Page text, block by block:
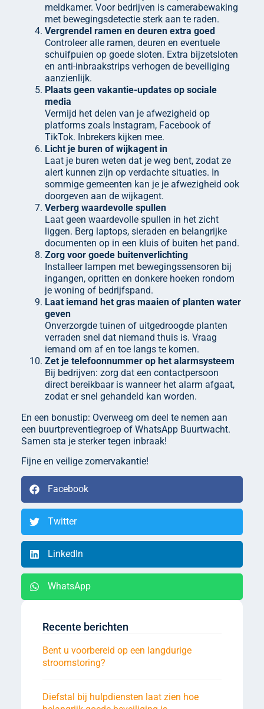
meldkamer. Voor bedrijven is camerabewaking
met bewegingsdetectie sterk aan te raden.
Vergrendel ramen en deuren extra goed
Controleer alle ramen, deuren en eventuele
schuifpuien op goede sloten. Extra bijzetsloten
en anti-inbraakstrips verhogen de beveiliging
aanzienlijk.
Plaats geen vakantie-updates op sociale
media
Vermijd het delen van je afwezigheid op
platforms zoals Instagram, Facebook of
TikTok. Inbrekers kijken mee.
Licht je buren of wijkagent in
Laat je buren weten dat je weg bent, zodat ze
alert kunnen zijn op verdachte situaties. In
sommige gemeenten kan je je afwezigheid ook
doorgeven aan de wijkagent.
Verberg waardevolle spullen
Laat geen waardevolle spullen in het zicht
liggen. Berg laptops, sieraden en belangrijke
documenten op in een kluis of buiten het pand.
Zorg voor goede buitenverlichting
Installeer lampen met bewegingssensoren bij
ingangen, opritten en donkere hoeken rondom
je woning of bedrijfspand.
Laat iemand het gras maaien of planten water
geven
Onverzorgde tuinen of uitgedroogde planten
verraden snel dat niemand thuis is. Vraag
iemand om af en toe langs te komen.
Zet je telefoonnummer op het alarmsysteem
Bij bedrijven: zorg dat een contactpersoon
direct bereikbaar is wanneer het alarm afgaat,
zodat er snel gehandeld kan worden.
En een bonustip: Overweeg om deel te nemen aan
een buurtpreventiegroep of WhatsApp Buurtwacht.
Samen sta je sterker tegen inbraak!
Fijne en veilige zomervakantie!
Facebook
Twitter
LinkedIn
WhatsApp
Recente berichten
Bent u voorbereid op een langdurige
stroomstoring?
Diefstal bij hulpdiensten laat zien hoe